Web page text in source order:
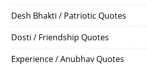
Desh Bhakti / Patriotic Quotes
Dosti / Friendship Quotes
Experience / Anubhav Quotes